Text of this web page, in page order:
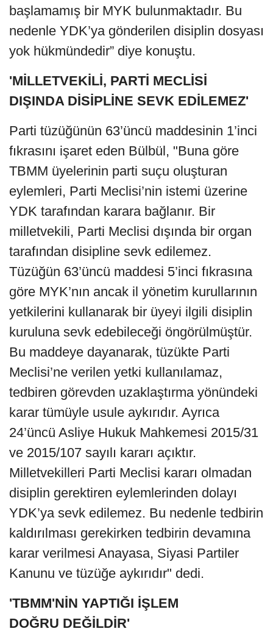
başlamamış bir MYK bulunmaktadır. Bu
nedenle YDK’ya gönderilen disiplin dosyası
yok hükmündedir” diye konuştu.
'MİLLETVEKİLİ, PARTİ MECLİSİ
DIŞINDA DİSİPLİNE SEVK EDİLEMEZ'
Parti tüzüğünün 63’üncü maddesinin 1’inci
fıkrasını işaret eden Bülbül, "Buna göre
TBMM üyelerinin parti suçu oluşturan
eylemleri, Parti Meclisi’nin istemi üzerine
YDK tarafından karara bağlanır. Bir
milletvekili, Parti Meclisi dışında bir organ
tarafından disipline sevk edilemez.
Tüzüğün 63’üncü maddesi 5’inci fıkrasına
göre MYK’nın ancak il yönetim kurullarının
yetkilerini kullanarak bir üyeyi ilgili disiplin
kuruluna sevk edebileceği öngörülmüştür.
Bu maddeye dayanarak, tüzükte Parti
Meclisi’ne verilen yetki kullanılamaz,
tedbiren görevden uzaklaştırma yönündeki
karar tümüyle usule aykırıdır. Ayrıca
24’üncü Asliye Hukuk Mahkemesi 2015/31
ve 2015/107 sayılı kararı açıktır.
Milletvekilleri Parti Meclisi kararı olmadan
disiplin gerektiren eylemlerinden dolayı
YDK’ya sevk edilemez. Bu nedenle tedbirin
kaldırılması gerekirken tedbirin devamına
karar verilmesi Anayasa, Siyasi Partiler
Kanunu ve tüzüğe aykırıdır" dedi.
'TBMM'NİN YAPTIĞI İŞLEM
DOĞRU DEĞİLDİR'